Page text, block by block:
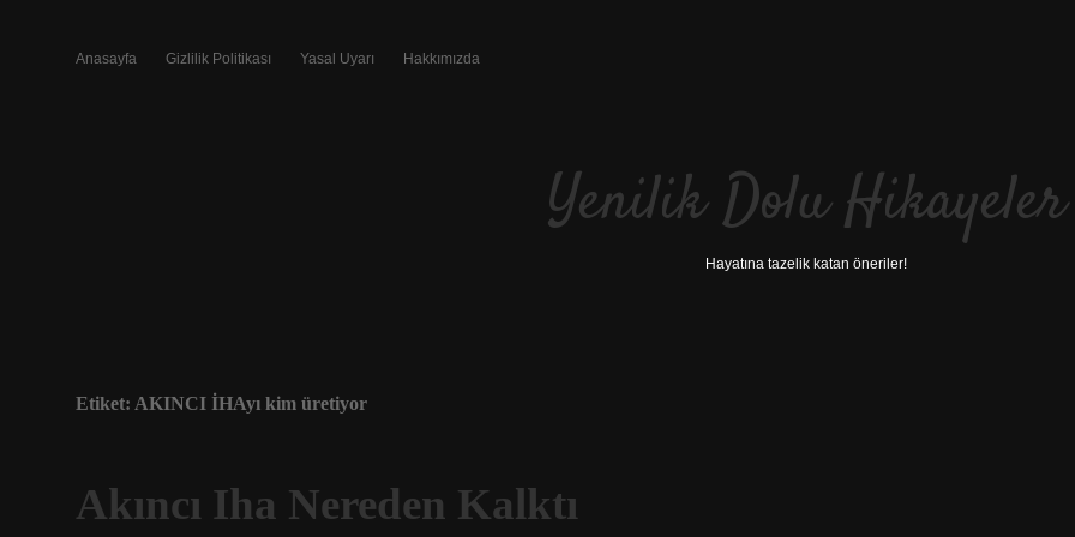
Anasayfa Gizlilik Politikası Yasal Uyarı Hakkımızda
Yenilik Dolu Hikayeler
Hayatına tazelik katan öneriler!
Etiket: AKINCI İHAyı kim üretiyor
Akıncı Iha Nereden Kalktı